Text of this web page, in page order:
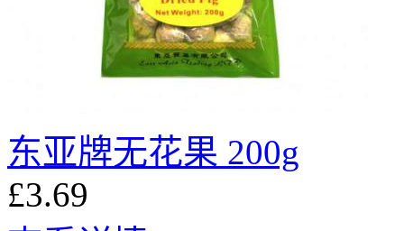
东亚牌无花果 200g
£3.69